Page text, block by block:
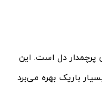
های پرچمدار دل است. این
و یک شاسی بسیار باریک بهره می‌برد